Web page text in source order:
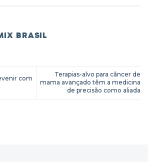
BRASIL
com
Terapias-alvo para câncer de
mama avançado têm a medicina
de precisão como aliada